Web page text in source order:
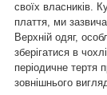
своїх власників.
плаття, ми
Верхній одяг,
зберігатися в
періодичне тертя
зовнішнього